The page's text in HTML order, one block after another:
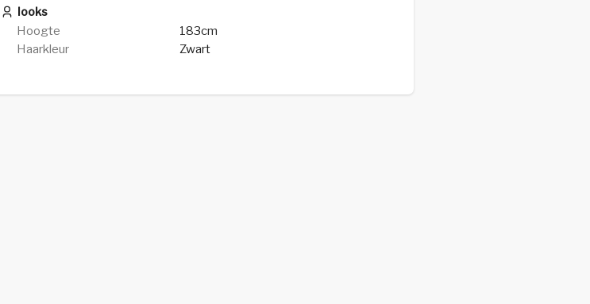
looks
Hoogte
183cm
Haarkleur
Zwart